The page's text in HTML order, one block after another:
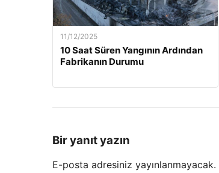
11/12/2025
10 Saat Süren Yangının Ardından
Fabrikanın Durumu
Bir yanıt yazın
E-posta adresiniz yayınlanmayacak.